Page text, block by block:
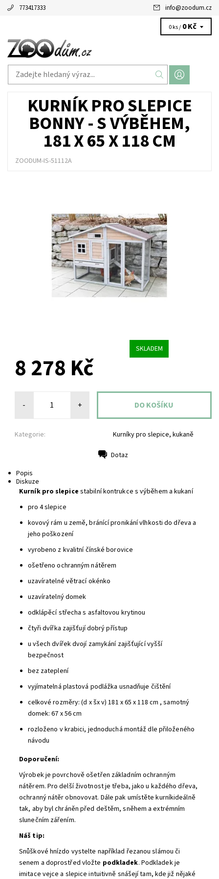
773417333 info@zoodum.cz
0 ks / 0 Kč
KURNÍK PRO SLEPICE
BONNY - S VÝBĚHEM,
181 X 65 X 118 CM
ZOODUM-IS-51112A
SKLADEM
8 278 Kč
- +
Kategorie: Kurníky pro slepice, kukaně
Dotaz
Popis
Diskuze
Kurník pro slepice stabilní kontrukce s výběhem a kukaní
pro 4 slepice
kovový rám u země, bránící pronikání vlhkosti do dřeva a
jeho poškození
vyrobeno z kvalitní čínské borovice
ošetřeno ochranným nátěrem
uzavíratelné větrací okénko
uzavíratelný domek
odklápěcí střecha s asfaltovou krytinou
čtyři dvířka zajišťují dobrý přístup
u všech dvířek dvojí zamykání zajišťující vyšší
bezpečnost
bez zateplení
vyjímatelná plastová podlážka usnadňuje čištění
celkové rozměry: (d x šx v) 181 x 65 x 118 cm , samotný
domek:67 x 56 cm
rozloženo v krabici, jednoduchá montáž dle přiloženého
návodu
Doporučení:
Výrobek je povrchově ošetřen základním ochranným
nátěrem. Pro delší životnost je třeba, jako u každého dřeva,
ochranný nátěr obnovovat. Dále pak umístěte kurníkideálně
tak, aby byl chráněn před deštěm, sněhem a extrémním
slunečním zářením.
Náš tip:
Snůškové hnízdo vystelte například řezanou slámou či
senem a doprostřed vložte podkladek. Podkladek je
imitace vejce a slepice intuitivně snášejí tam, kde již nějaké